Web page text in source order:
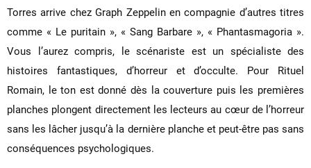
Torres arrive chez Graph Zeppelin en compagnie d’autres titres
comme « Le puritain », « Sang Barbare », « Phantasmagoria ».
Vous l’aurez compris, le scénariste est un spécialiste des
histoires fantastiques, d’horreur et d’occulte. Pour Rituel
Romain, le ton est donné dès la couverture puis les premières
planches plongent directement les lecteurs au cœur de l’horreur
sans les lâcher jusqu’à la dernière planche et peut-être pas sans
conséquences psychologiques.